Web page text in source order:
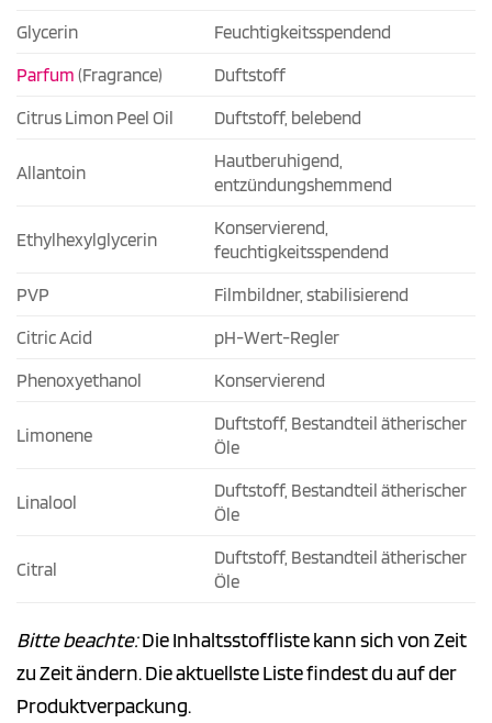
Glycerin
Feuchtigkeitsspendend
Parfum(Fragrance)
Duftstoff
Citrus Limon Peel Oil
Duftstoff, belebend
Allantoin
Hautberuhigend,
entzündungshemmend
Ethylhexylglycerin
Konservierend,
feuchtigkeitsspendend
PVP
Filmbildner, stabilisierend
Citric Acid
pH-Wert-Regler
Phenoxyethanol
Konservierend
Limonene
Duftstoff, Bestandteil ätherischer
Öle
Linalool
Duftstoff, Bestandteil ätherischer
Öle
Citral
Duftstoff, Bestandteil ätherischer
Öle
Bitte beachte:Die Inhaltsstoffliste kann sich von Zeit
zu Zeit ändern. Die aktuellste Liste findest du auf der
Produktverpackung.